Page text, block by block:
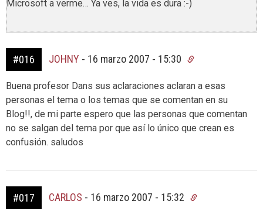
Microsoft a verme… Ya ves, la vida es dura :-)
#016 JOHNY - 16 marzo 2007 - 15:30
Buena profesor Dans sus aclaraciones aclaran a esas
personas el tema o los temas que se comentan en su
Blog!!, de mi parte espero que las personas que comentan
no se salgan del tema por que así lo único que crean es
confusión. saludos
#017 CARLOS - 16 marzo 2007 - 15:32